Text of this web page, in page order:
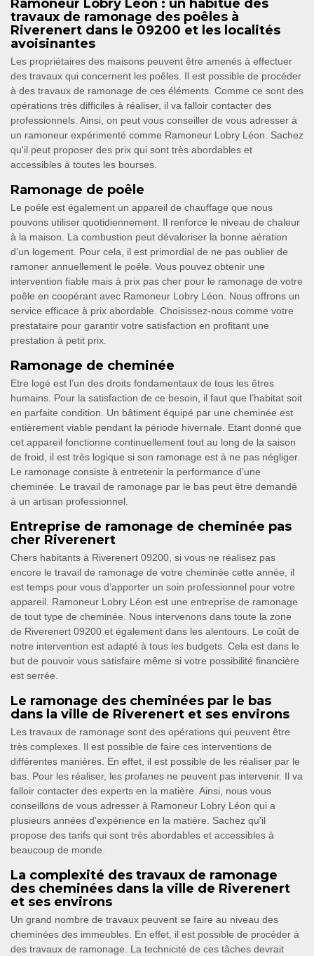
Ramoneur Lobry Léon : un habitué des
travaux de ramonage des poêles à
Riverenert dans le 09200 et les localités
avoisinantes
Les propriétaires des maisons peuvent être amenés à effectuer
des travaux qui concernent les poêles. Il est possible de procéder
à des travaux de ramonage de ces éléments. Comme ce sont des
opérations très difficiles à réaliser, il va falloir contacter des
professionnels. Ainsi, on peut vous conseiller de vous adresser à
un ramoneur expérimenté comme Ramoneur Lobry Léon. Sachez
qu'il peut proposer des prix qui sont très abordables et
accessibles à toutes les bourses.
Ramonage de poêle
Le poêle est également un appareil de chauffage que nous
pouvons utiliser quotidiennement. Il renforce le niveau de chaleur
à la maison. La combustion peut dévaloriser la bonne aération
d’un logement. Pour cela, il est primordial de ne pas oublier de
ramoner annuellement le poêle. Vous pouvez obtenir une
intervention fiable mais à prix pas cher pour le ramonage de votre
poêle en coopérant avec Ramoneur Lobry Léon. Nous offrons un
service efficace à prix abordable. Choisissez-nous comme votre
prestataire pour garantir votre satisfaction en profitant une
prestation à petit prix.
Ramonage de cheminée
Etre logé est l’un des droits fondamentaux de tous les êtres
humains. Pour la satisfaction de ce besoin, il faut que l’habitat soit
en parfaite condition. Un bâtiment équipé par une cheminée est
entièrement viable pendant la période hivernale. Etant donné que
cet appareil fonctionne continuellement tout au long de la saison
de froid, il est très logique si son ramonage est à ne pas négliger.
Le ramonage consiste à entretenir la performance d’une
cheminée. Le travail de ramonage par le bas peut être demandé
à un artisan professionnel.
Entreprise de ramonage de cheminée pas
cher Riverenert
Chers habitants à Riverenert 09200, si vous ne réalisez pas
encore le travail de ramonage de votre cheminée cette année, il
est temps pour vous d’apporter un soin professionnel pour votre
appareil. Ramoneur Lobry Léon est une entreprise de ramonage
de tout type de cheminée. Nous intervenons dans toute la zone
de Riverenert 09200 et également dans les alentours. Le coût de
notre intervention est adapté à tous les budgets. Cela est dans le
but de pouvoir vous satisfaire même si votre possibilité financière
est serrée.
Le ramonage des cheminées par le bas
dans la ville de Riverenert et ses environs
Les travaux de ramonage sont des opérations qui peuvent être
très complexes. Il est possible de faire ces interventions de
différentes manières. En effet, il est possible de les réaliser par le
bas. Pour les réaliser, les profanes ne peuvent pas intervenir. Il va
falloir contacter des experts en la matière. Ainsi, nous vous
conseillons de vous adresser à Ramoneur Lobry Léon qui a
plusieurs années d'expérience en la matière. Sachez qu'il
propose des tarifs qui sont très abordables et accessibles à
beaucoup de monde.
La complexité des travaux de ramonage
des cheminées dans la ville de Riverenert
et ses environs
Un grand nombre de travaux peuvent se faire au niveau des
cheminées des immeubles. En effet, il est possible de procéder à
des travaux de ramonage. La technicité de ces tâches devrait